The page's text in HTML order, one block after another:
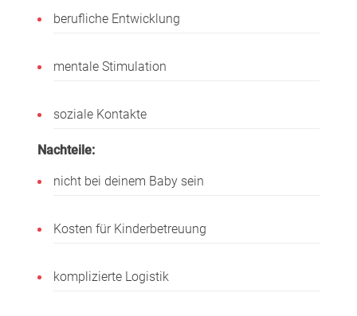
berufliche Entwicklung
mentale Stimulation
soziale Kontakte
Nachteile:
nicht bei deinem Baby sein
Kosten für Kinderbetreuung
komplizierte Logistik